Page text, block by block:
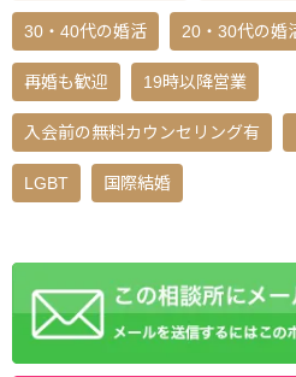
30・40代の婚活 20・30代の婚
再婚も歓迎 19時以降営業
入会前の無料カウンセリング有
LGBT 国際結婚